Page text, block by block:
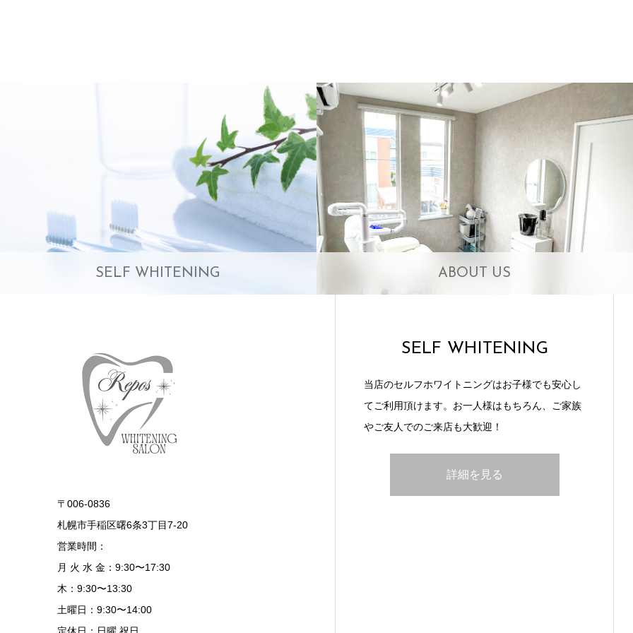
SELF WHITENING ABOUT US
〒006-0836
札幌市手稲区曙6条3丁目7-20
営業時間：
月 火 水 金：9:30〜17:30
木：9:30〜13:30
土曜日：9:30〜14:00
SELF WHITENING
当店のセルフホワイトニングはお子様でも安心し
てご利用頂けます。お一人様はもちろん、ご家族
やご友人でのご来店も大歓迎！
詳細を見る